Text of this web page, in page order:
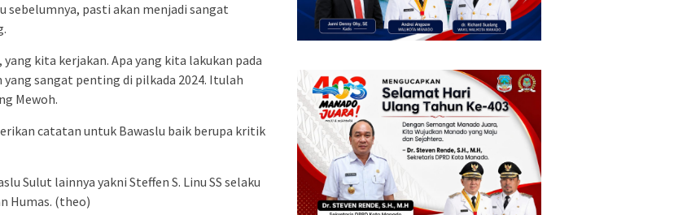
sebelumnya, pasti akan menjadi sangat
kita kerjakan. Apa yang kita lakukan pada
sangat penting di pilkada 2024. Itulah
Mewoh.
catatan untuk Bawaslu baik berupa kritik
Sulut lainnya yakni Steffen S. Linu SS selaku
Humas. (theo)